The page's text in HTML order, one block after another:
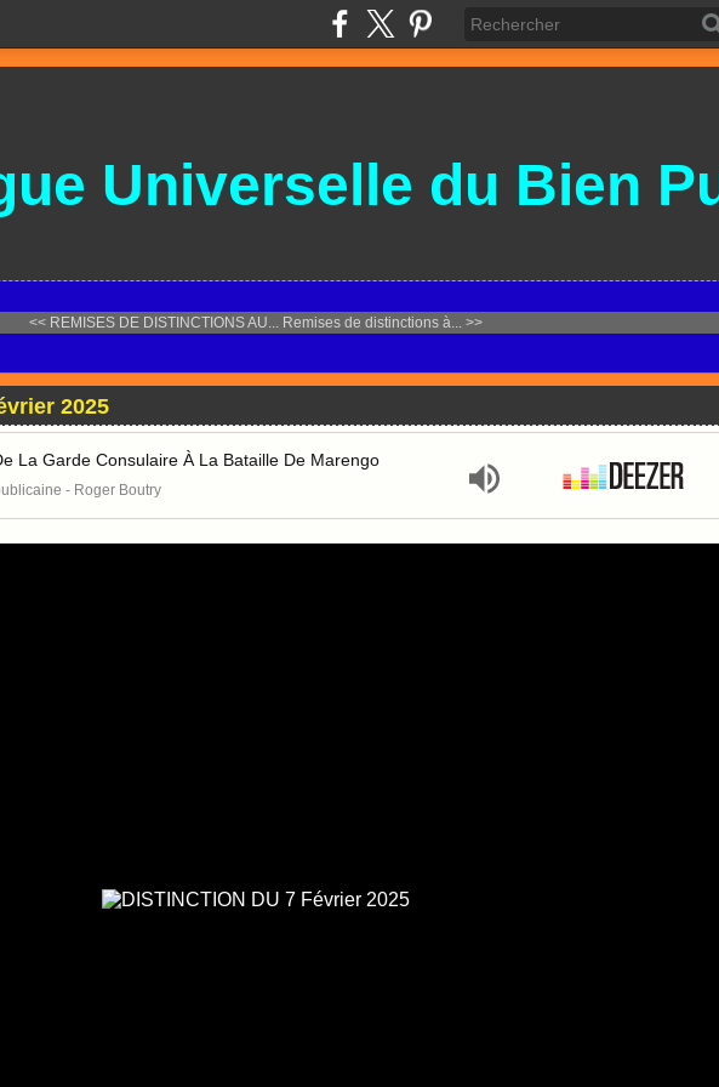
Universelle du Bien
<< REMISES DE DISTINCTIONS AU... Remises de distinctions à... >>
2025
La Garde Consulaire À La Bataille De Marengo
- Roger Boutry